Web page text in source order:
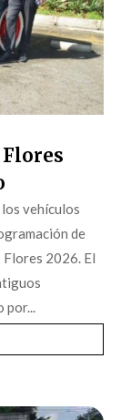
vehículos
de
Flores 2026. El
por...